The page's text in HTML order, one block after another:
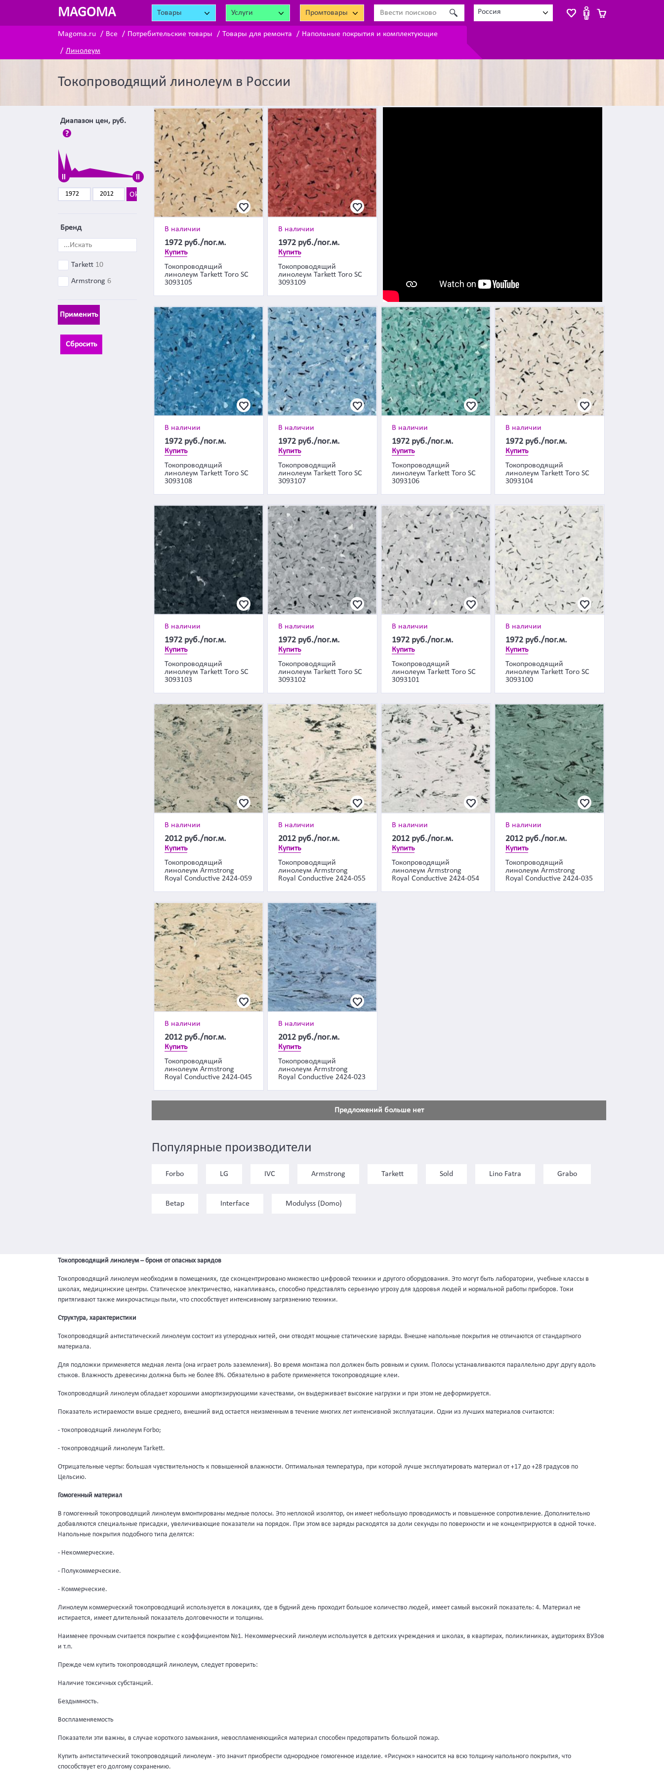
MAGOMA Товары Услуги Промтовары Россия
Magoma.ru Все Потребительские товары Товары для ремонта Напольные покрытия и комплектующие
Линолеум
Токопроводящий линолеум в России
Диапазон цен, руб.
Бренд
Tarkett 10
Armstrong 6
Применить
Сбросить
В наличии
1972 руб./пог.м.
Купить
Токопроводящий
линолеум Tarkett Toro SC
3093105
В наличии
1972 руб./пог.м.
Купить
Токопроводящий
линолеум Tarkett Toro SC
3093109
В наличии
1972 руб./пог.м.
Купить
Токопроводящий
линолеум Tarkett Toro SC
3093108
В наличии
1972 руб./пог.м.
Купить
Токопроводящий
линолеум Tarkett Toro SC
3093107
В наличии
1972 руб./пог.м.
Купить
Токопроводящий
линолеум Tarkett Toro SC
3093106
В наличии
1972 руб./пог.м.
Купить
Токопроводящий
линолеум Tarkett Toro SC
3093104
В наличии
1972 руб./пог.м.
Купить
Токопроводящий
линолеум Tarkett Toro SC
3093103
В наличии
1972 руб./пог.м.
Купить
Токопроводящий
линолеум Tarkett Toro SC
3093102
В наличии
1972 руб./пог.м.
Купить
Токопроводящий
линолеум Tarkett Toro SC
3093101
В наличии
1972 руб./пог.м.
Купить
Токопроводящий
линолеум Tarkett Toro SC
3093100
В наличии
2012 руб./пог.м.
Купить
Токопроводящий
линолеум Armstrong
Royal Conductive 2424-059
В наличии
2012 руб./пог.м.
Купить
Токопроводящий
линолеум Armstrong
Royal Conductive 2424-055
В наличии
2012 руб./пог.м.
Купить
Токопроводящий
линолеум Armstrong
Royal Conductive 2424-054
В наличии
2012 руб./пог.м.
Купить
Токопроводящий
линолеум Armstrong
Royal Conductive 2424-035
В наличии
2012 руб./пог.м.
Купить
Токопроводящий
линолеум Armstrong
Royal Conductive 2424-045
В наличии
2012 руб./пог.м.
Купить
Токопроводящий
линолеум Armstrong
Royal Conductive 2424-023
Предложений больше нет
Популярные производители
Forbo LG IVC Armstrong Tarkett Sold Lino Fatra Grabo
Betap Interface Modulyss (Domo)
Токопроводящий линолеум – броня от опасных зарядов
Токопроводящий линолеум необходим в помещениях, где сконцентрировано множество цифровой техники и другого оборудования. Это могут быть лаборатории, учебные классы в
школах, медицинские центры. Статическое электричество, накапливаясь, способно представлять серьезную угрозу для здоровья людей и нормальной работы приборов. Токи
притягивают также микрочастицы пыли, что способствует интенсивному загрязнению техники.
Структура, характеристики
Токопроводящий антистатический линолеум состоит из углеродных нитей, они отводят мощные статические заряды. Внешне напольные покрытия не отличаются от стандартного
материала.
Для подложки применяется медная лента (она играет роль заземления). Во время монтажа пол должен быть ровным и сухим. Полосы устанавливаются параллельно друг другу вдоль
стыков. Влажность древесины должна быть не более 8%. Обязательно в работе применяется токопроводящие клеи.
Токопроводящий линолеум обладает хорошими амортизирующими качествами, он выдерживает высокие нагрузки и при этом не деформируется.
Показатель истираемости выше среднего, внешний вид остается неизменным в течение многих лет интенсивной эксплуатации. Одни из лучших материалов считаются:
- токопроводящий линолеум Forbo;
- токопроводящий линолеум Tarkett.
Отрицательные черты: большая чувствительность к повышенной влажности. Оптимальная температура, при которой лучше эксплуатировать материал от +17 до +28 градусов по
Цельсию.
Гомогенный материал
В гомогенный токопроводящий линолеум вмонтированы медные полосы. Это неплохой изолятор, он имеет небольшую проводимость и повышенное сопротивление. Дополнительно
добавляются специальные присадки, увеличивающие показатели на порядок. При этом все заряды расходятся за доли секунды по поверхности и не концентрируются в одной точке.
Напольные покрытия подобного типа делятся:
- Некоммерческие.
- Полукоммерческие.
- Коммерческие.
Линолеум коммерческий токопроводящий используется в локациях, где в будний день проходит большое количество людей, имеет самый высокий показатель: 4. Материал не
истирается, имеет длительный показатель долговечности и толщины.
Наименее прочным считается покрытие с коэффициентом №1. Некоммерческий линолеум используется в детских учреждения и школах, в квартирах, поликлиниках, аудиториях ВУЗов
и т.п.
Прежде чем купить токопроводящий линолеум, следует проверить:
Наличие токсичных субстанций.
Бездымность.
Воспламеняемость
Показатели эти важны, в случае короткого замыкания, невоспламеняющийся материал способен предотвратить большой пожар.
Купить антистатический токопроводящий линолеум - это значит приобрести однородное гомогенное изделие. «Рисунок» наносится на всю толщину напольного покрытия, что
способствует его долгому сохранению.